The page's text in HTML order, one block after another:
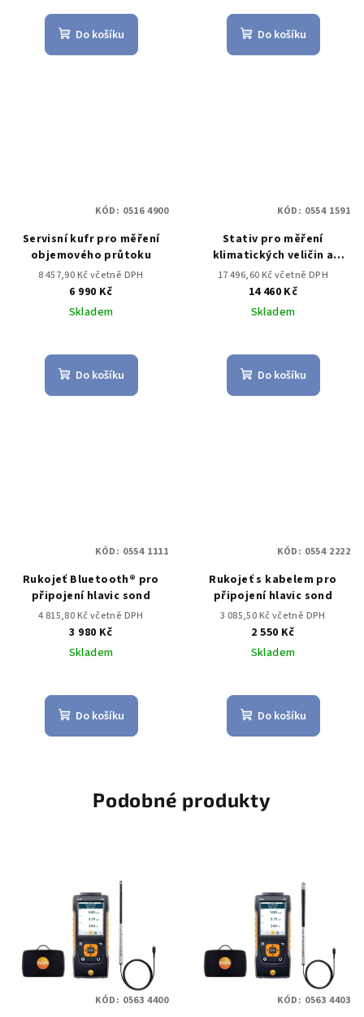
Do košíku Do košíku
Servisní kufr pro měření
objemového průtoku
8 457,90 Kč včetně DPH
6 990 Kč
Skladem
Do košíku
KÓD: 0516 4900
Stativ pro měření
klimatických veličin a
pohody prostředí - aby
bylo zajištěno umístění
sond v souladu se
standardem
17 496,60 Kč včetně DPH
14 460 Kč
Skladem
Do košíku
KÓD: 0554 1591
Rukojeť Bluetooth® pro
připojení hlavic sond
4 815,80 Kč včetně DPH
3 980 Kč
Skladem
Do košíku
KÓD: 0554 1111
Rukojeť s kabelem pro
připojení hlavic sond
3 085,50 Kč včetně DPH
2 550 Kč
Skladem
Do košíku
KÓD: 0554 2222
Podobné produkty
KÓD: 0563 4400 KÓD: 0563 4403